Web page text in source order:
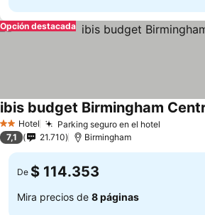
Opción destacada
2 Estrellas
Hotel Parking seguro en el hotel
ibis budget Birmingham
7,1 21.710 Birmingham
De $ 114.353
Mira precios de 8 páginas